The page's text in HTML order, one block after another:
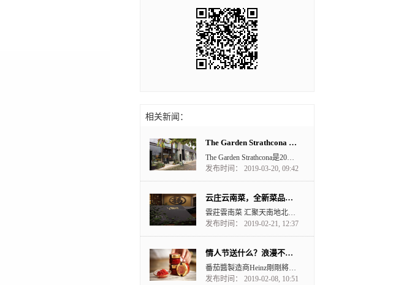
相关新闻：
The Garden Strathcona 植物园与咖啡的融合
The Garden Strathcona是2018年9月开始营业的，位置坐落在East Has...
发布时间： 2019-03-20, 09:42
云庄云南菜，全新菜品，美味可口！
雲莊雲南菜 汇聚天南地北鲜香辣甜 取其精华 还原雲南本味 当四季只剩...
发布时间： 2019-02-21, 12:37
情人节送什么？浪漫不失优雅！Heinz Ketchup Caviar 茄汁魚子醬
番茄醬製造商Heinz剛剛將 fancy ketchup 這個詞放上一個全新的高度。很多朋友...
发布时间： 2019-02-08, 10:51